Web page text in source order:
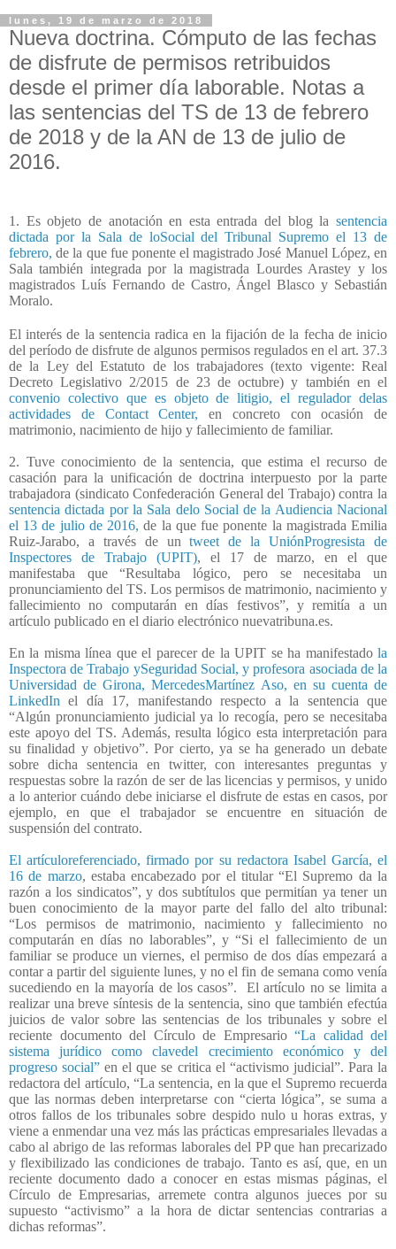
lunes, 19 de marzo de 2018
Nueva doctrina. Cómputo de las fechas
de disfrute de permisos retribuidos
desde el primer día laborable. Notas a
las sentencias del TS de 13 de febrero
de 2018 y de la AN de 13 de julio de
2016.
1. Es objeto de anotación en esta entrada del blog la sentencia
dictada por la Sala de loSocial del Tribunal Supremo el 13 de
febrero,de la que fue ponente el magistrado José Manuel López, en
Sala también integrada por la magistrada Lourdes Arastey y los
magistrados Luís Fernando de Castro, Ángel Blasco y Sebastián
Moralo.
El interés de la sentencia radica en la fijación de la fecha de inicio
del período de disfrute de algunos permisos regulados en el art. 37.3
de la Ley del Estatuto de los trabajadores (texto vigente: Real
Decreto Legislativo 2/2015 de 23 de octubre) y también en el
convenio colectivo que es objeto de litigio, el regulador delas
actividades de Contact Center, en concreto con ocasión de
matrimonio, nacimiento de hijo y fallecimiento de familiar.
2. Tuve conocimiento de la sentencia, que estima el recurso de
casación para la unificación de doctrina interpuesto por la parte
trabajadora (sindicato Confederación General del Trabajo) contra la
sentencia dictada por la Sala delo Social de la Audiencia Nacional
el 13 de julio de 2016,de la que fue ponente la magistrada Emilia
Ruiz-Jarabo, a través de untweet de la UniónProgresista de
Inspectores de Trabajo (UPIT), el 17 de marzo, en el que
manifestaba que “Resultaba lógico, pero se necesitaba un
pronunciamiento del TS. Los permisos de matrimonio, nacimiento y
fallecimiento no computarán en días festivos”, y remitía a un
artículo publicado en el diario electrónico nuevatribuna.es.
En la misma línea que el parecer de la UPIT se ha manifestadola
Inspectora de Trabajo ySeguridad Social, y profesora asociada de la
Universidad de Girona, MercedesMartínez Aso, en su cuenta de
LinkedIn el día 17, manifestando respecto a la sentencia que
“Algún pronunciamiento judicial ya lo recogía, pero se necesitaba
este apoyo del TS. Además, resulta lógico esta interpretación para
su finalidad y objetivo”. Por cierto, ya se ha generado un debate
sobre dicha sentencia en twitter, con interesantes preguntas y
respuestas sobre la razón de ser de las licencias y permisos, y unido
a lo anterior cuándo debe iniciarse el disfrute de estas en casos, por
ejemplo, en que el trabajador se encuentre en situación de
suspensión del contrato.
El artículoreferenciado, firmado por su redactora Isabel García, el
16 de marzo, estaba encabezado por el titular “El Supremo da la
razón a los sindicatos”, y dos subtítulos que permitían ya tener un
buen conocimiento de la mayor parte del fallo del alto tribunal:
“Los permisos de matrimonio, nacimiento y fallecimiento no
computarán en días no laborables”, y “Si el fallecimiento de un
familiar se produce un viernes, el permiso de dos días empezará a
contar a partir del siguiente lunes, y no el fin de semana como venía
sucediendo en la mayoría de los casos”.
El artículo no se limita a
realizar una breve síntesis de la sentencia, sino que también efectúa
juicios de valor sobre las sentencias de los tribunales y sobre el
reciente documento del Círculo de Empresario “La calidad del
sistema jurídico como clavedel crecimiento económico y del
progreso social” en el que se critica el “activismo judicial”. Para la
redactora del artículo, “La sentencia, en la que el Supremo recuerda
que las normas deben interpretarse con “cierta lógica”, se suma a
otros fallos de los tribunales sobre despido nulo u horas extras, y
viene a enmendar una vez más las prácticas empresariales llevadas a
cabo al abrigo de las reformas laborales del PP que han precarizado
y flexibilizado las condiciones de trabajo. Tanto es así, que, en un
reciente documento dado a conocer en estas mismas páginas, el
Círculo de Empresarias, arremete contra algunos jueces por su
supuesto “activismo” a la hora de dictar sentencias contrarias a
dichas reformas”.